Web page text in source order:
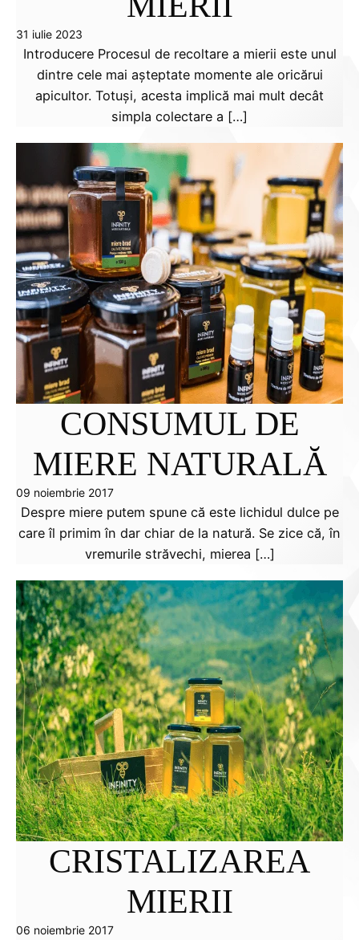
31 iulie 2023
Introducere Procesul de recoltare a mierii este unul
dintre cele mai așteptate momente ale oricărui
apicultor. Totuși, acesta implică mai mult decât
simpla colectare a […]
CONSUMUL DE
MIERE NATURALĂ
09 noiembrie 2017
Despre miere putem spune că este lichidul dulce pe
care îl primim în dar chiar de la natură. Se zice că, în
vremurile străvechi, mierea […]
CRISTALIZAREA
MIERII
06 noiembrie 2017